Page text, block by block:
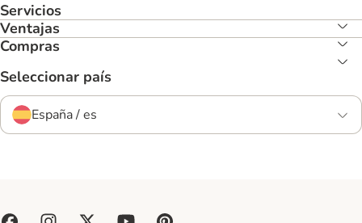
Servicios
Ventajas
Compras
Seleccionar país
España / es